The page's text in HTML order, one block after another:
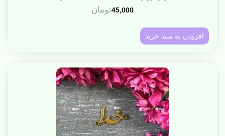
45,000تومان
افزودن به سبد خرید